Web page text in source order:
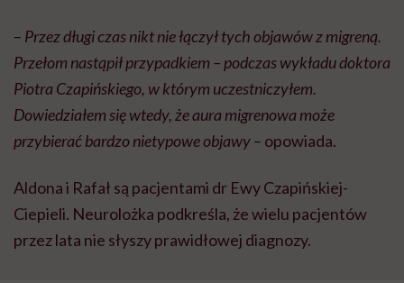
– Przez długi czas nikt nie łączył tych objawów z migreną.
Przełom nastąpił przypadkiem – podczas wykładu doktora
Piotra Czapińskiego, w którym uczestniczyłem.
Dowiedziałem się wtedy, że aura migrenowa może
przybierać bardzo nietypowe objawy– opowiada.
Aldona i Rafał są pacjentami dr Ewy Czapińskiej-
Ciepieli. Neurolożka podkreśla, że wielu pacjentów
przez lata nie słyszy prawidłowej diagnozy.